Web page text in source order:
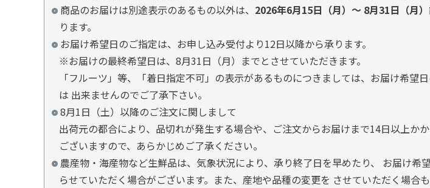
商品のお届けは別途表示のあるもの以外は、 2026年6月15日（月）～ 8月31日（月
ります。
お届け希望日のご指定は、お申し込み受付より12日以降から承ります。
※お届けの最終希望日は、8月31日（月）までとさせていただきます。
「フルーツ」等、「着日指定不可」の表示があるものにつきましては、お届け希望
は 出来ませんのでご了承下さい。
8月1日（土）以降のご注文に関しまして
出荷元の都合により、品切れが発生する場合や、ご注文からお届けまで14日以上か
ございますので、あらかじめご了承ください。
農産物・海産物など生鮮品は、気象状況により、承り終了日を早めたり、 お届け希
らせていただく場合がございます。また、産地や品種の変更を させていただく場合